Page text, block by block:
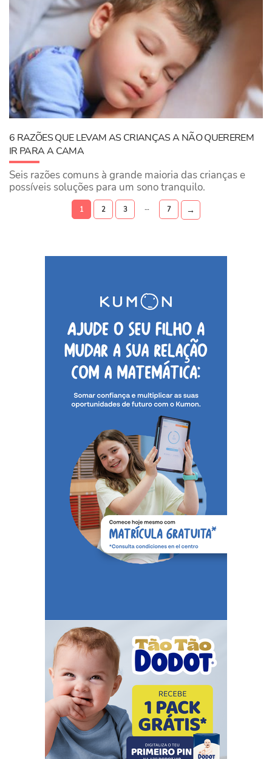
6 RAZÕES QUE LEVAM AS CRIANÇAS A NÃO QUEREREM
IR PARA A CAMA
Seis razões comuns à grande maioria das crianças e
possíveis soluções para um sono tranquilo.
1 2 3 … 7 →